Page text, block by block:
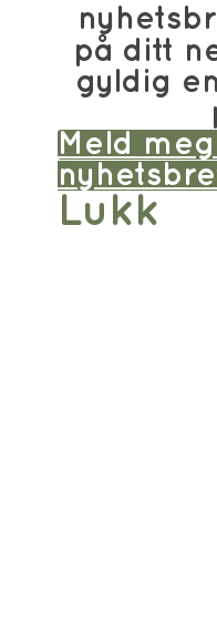
på ditt
gyldig
Meld
Lukk